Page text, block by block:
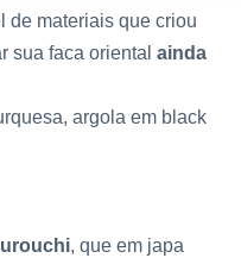
de materiais que criou
sua faca oriental ainda
argola em black
, que em japa